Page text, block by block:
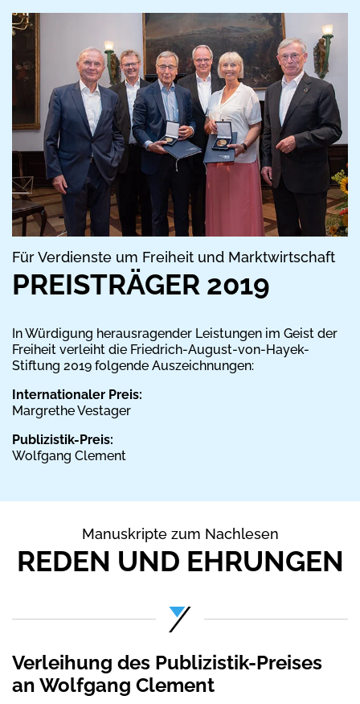
PREISTRÄGER 2019
Für Verdienste um Freiheit und Marktwirtschaft
In Würdigung herausragender Leistungen im Geist der
Freiheit verleiht die Friedrich-August-von-Hayek-
Stiftung 2019 folgende Auszeichnungen:
Internationaler Preis:
Margrethe Vestager
Publizistik-Preis:
Wolfgang Clement
REDEN UND EHRUNGEN
Manuskripte zum Nachlesen
Verleihung des Publizistik-Preises
an Wolfgang Clement